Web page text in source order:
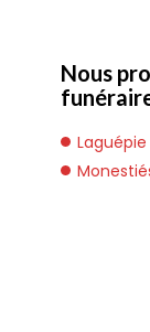
Nous
Laguépie